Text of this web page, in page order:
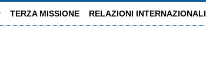
TERZA MISSIONE RELAZIONI INTERNAZIONALI